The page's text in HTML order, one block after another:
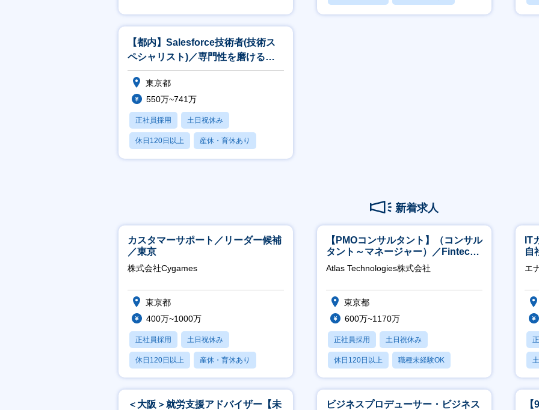
賞与あり
【都内】Salesforce技術者(技術ス
ペシャリスト)／専門性を磨ける環
境×上流工程×一部在宅可
東京都
550万~741万
正社員採用 土日祝休み
休日120日以上 産休・育休あり
月残業20時間以内
新着求人
カスタマーサポート／リーダー候補
／東京
株式会社Cygames
東京都
400万~1000万
正社員採用 土日祝休み
休日120日以上 産休・育休あり
月残業20時間以内
【PMOコンサルタント】（コンサル
タント～マネージャー）／Fintech
領域／設立5年弱で上場
Atlas Technologies株式会社
東京都
600万~1170万
正社員採用 土日祝休み
休日120日以上 職種未経験OK
産休・育休あり
IT
自
エ
＜大阪＞就労支援アドバイザー【未 ビジネスプロデューサー・ビジネス